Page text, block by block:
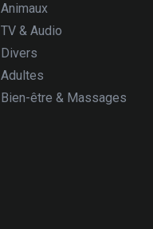
Animaux
TV & Audio
Divers
Adultes
Bien-être & Massages